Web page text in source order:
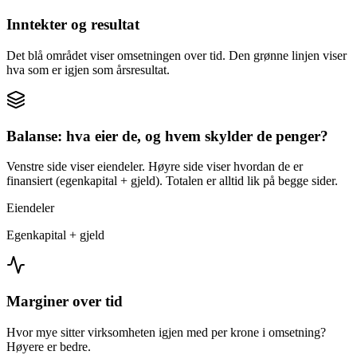
Inntekter og resultat
Det blå området viser omsetningen over tid. Den grønne linjen viser
hva som er igjen som årsresultat.
Balanse: hva eier de, og hvem skylder de penger?
Venstre side viser eiendeler. Høyre side viser hvordan de er
finansiert (egenkapital + gjeld). Totalen er alltid lik på begge sider.
Eiendeler
Egenkapital + gjeld
Marginer over tid
Hvor mye sitter virksomheten igjen med per krone i omsetning?
Høyere er bedre.